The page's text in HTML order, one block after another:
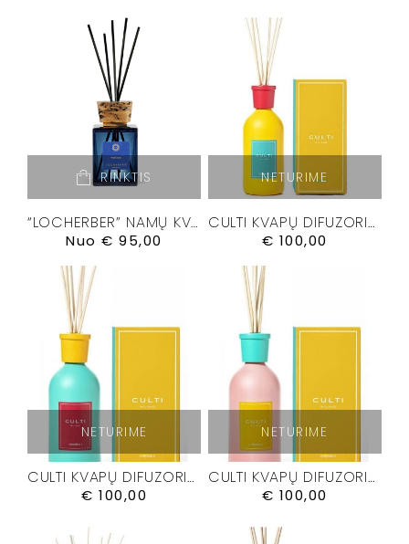
RINKTIS
“LOCHERBER” NAMŲ KVAPŲ DIFUZORIUS”VENETIAE”
Nuo€ 95,00
NETURIME
CULTI KVAPŲ DIFUZORIUS ” CHROMIA III” 500 ML.
€ 100,00
NETURIME
CULTI KVAPŲ DIFUZORIUS “CHROMIA I” 500 ML
€ 100,00
NETURIME
CULTI KVAPŲ DIFUZORIUS “CHROMIA II” 500 ML
€ 100,00